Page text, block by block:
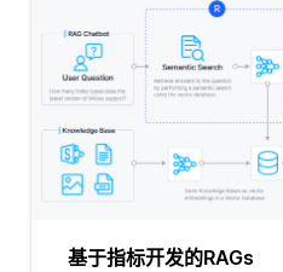
基于指标开发的RAGs